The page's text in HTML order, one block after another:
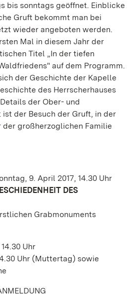
bis sonntags geöffnet. Einblicke
Gruft bekommt man bei
wieder angeboten werden.
Mal in diesem Jahr der
Titel „In der tiefen
auf dem Programm.
der Geschichte der Kapelle
des Herrscherhauses
der Ober- und
der Besuch der Gruft, in der
großherzoglichen Familie
9. April 2017, 14.30 Uhr
DES
Grabmonuments
Uhr
Uhr (Muttertag) sowie